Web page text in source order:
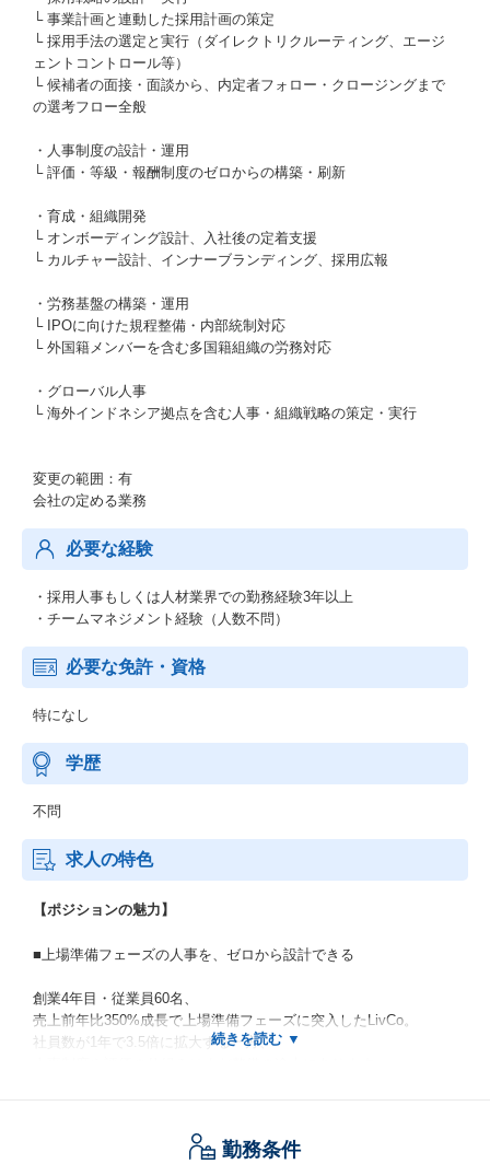
└ 事業計画と連動した採用計画の策定
└ 採用手法の選定と実行（ダイレクトリクルーティング、エージ
ェントコントロール等）
└ 候補者の面接・面談から、内定者フォロー・クロージングまで
の選考フロー全般
・人事制度の設計・運用
└ 評価・等級・報酬制度のゼロからの構築・刷新
・育成・組織開発
└ オンボーディング設計、入社後の定着支援
└ カルチャー設計、インナーブランディング、採用広報
・労務基盤の構築・運用
└ IPOに向けた規程整備・内部統制対応
└ 外国籍メンバーを含む多国籍組織の労務対応
・グローバル人事
└ 海外インドネシア拠点を含む人事・組織戦略の策定・実行
変更の範囲：有
会社の定める業務
必要な経験
・採用人事もしくは人材業界での勤務経験3年以上
・チームマネジメント経験（人数不問）
必要な免許・資格
特になし
学歴
不問
求人の特色
【ポジションの魅力】
■上場準備フェーズの人事を、ゼロから設計できる
創業4年目・従業員60名、
売上前年比350%成長で上場準備フェーズに突入したLivCo。
社員数が1年で3.5倍に拡大する一方、
「ある仕組みを回す」のではなく、
「これから拡大する組織の土台をつくる」醍醐味があります。
勤務条件